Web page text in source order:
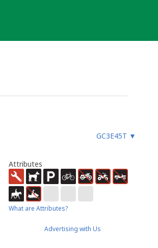
GC3E45T ▼
Attributes
What are Attributes?
Advertising with Us